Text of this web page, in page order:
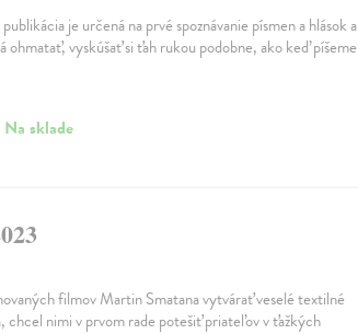
je určená na prvé spoznávanie písmen a hlások a
ohmatať, vyskúšať si ťah rukou podobne, ako keď píšeme
Na sklade
filmov Martin Smatana vytvárať veselé textilné
chcel nimi v prvom rade potešiť priateľov v ťažkých